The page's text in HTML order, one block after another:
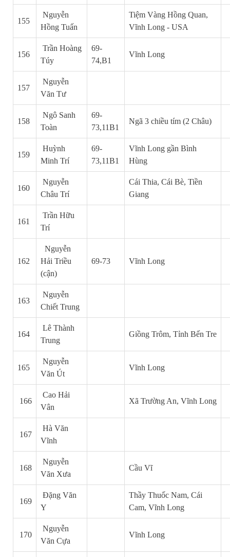
155
Nguyễn
Hồng Tuấn
Tiệm Vàng Hồng Quan,
Vĩnh Long - USA
156
Trần Hoàng
Túy
69-
74,B1
Vĩnh Long
157
Nguyễn
Văn Tư
158
Ngô Sanh
Toàn
69-
73,11B1
Ngã 3 chiều tím (2 Châu)
159
Huỳnh
Minh Trí
69-
73,11B1
Vĩnh Long gần Bình
Hùng
160
Nguyễn
Châu Trí
Cái Thia, Cái Bè, Tiền
Giang
161
Trần Hữu
Trí
162
Nguyễn
Hải Triều
(cận)
69-73 Vĩnh Long
163
Nguyễn
Chiết Trung
164
Lê Thành
Trung
Giồng Trôm, Tỉnh Bến Tre
165
Nguyễn
Văn Út
Vĩnh Long
166
Cao Hải
Vân
Xã Trường An, Vĩnh Long
167
Hà Văn
Vĩnh
168
Nguyễn
Văn Xưa
Cầu Vĩ
169
Đặng Văn
Y
Thầy Thuốc Nam, Cái
Cam, Vĩnh Long
170
Nguyễn
Văn Cựa
Vĩnh Long